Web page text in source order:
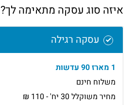
איזה סוג עסקה מתאימה לך?
עסקה רגילה
1 מארז 90 עדשות
משלוח חינם
מחיר משוקלל 30 יח' - 110 ₪